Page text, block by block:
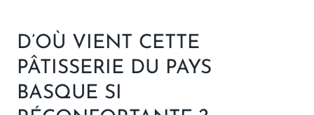
D’OÙ VIENT CETTE
PÂTISSERIE DU PAYS
BASQUE SI